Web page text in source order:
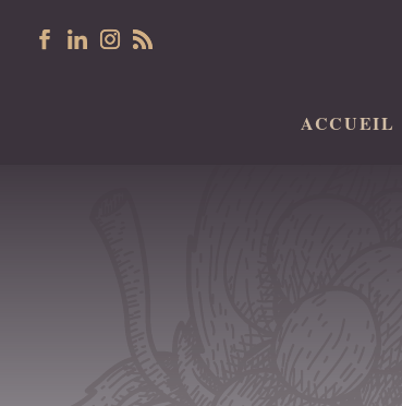
ACCUEIL